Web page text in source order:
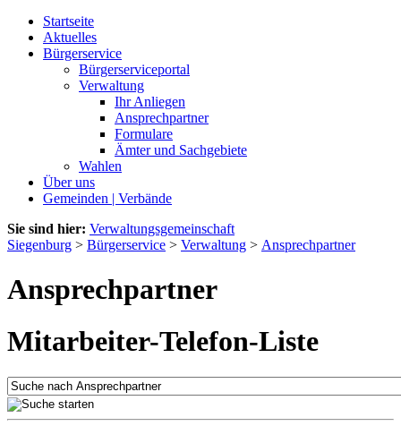
Startseite
Aktuelles
Bürgerservice
Bürgerserviceportal
Verwaltung
Ihr Anliegen
Ansprechpartner
Formulare
Ämter und Sachgebiete
Wahlen
Über uns
Gemeinden | Verbände
Sie sind hier: Verwaltungsgemeinschaft
Siegenburg > Bürgerservice > Verwaltung > Ansprechpartner
Ansprechpartner
Mitarbeiter-Telefon-Liste